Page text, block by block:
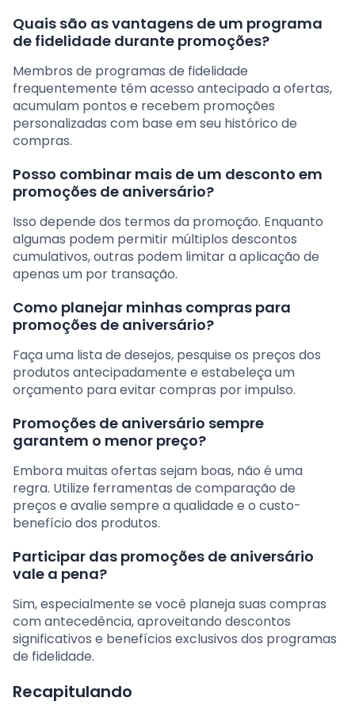
Quais são as vantagens de um programa
de fidelidade durante promoções?
Membros de programas de fidelidade
frequentemente têm acesso antecipado a ofertas,
acumulam pontos e recebem promoções
personalizadas com base em seu histórico de
compras.
Posso combinar mais de um desconto em
promoções de aniversário?
Isso depende dos termos da promoção. Enquanto
algumas podem permitir múltiplos descontos
cumulativos, outras podem limitar a aplicação de
apenas um por transação.
Como planejar minhas compras para
promoções de aniversário?
Faça uma lista de desejos, pesquise os preços dos
produtos antecipadamente e estabeleça um
orçamento para evitar compras por impulso.
Promoções de aniversário sempre
garantem o menor preço?
Embora muitas ofertas sejam boas, não é uma
regra. Utilize ferramentas de comparação de
preços e avalie sempre a qualidade e o custo-
benefício dos produtos.
Participar das promoções de aniversário
vale a pena?
Sim, especialmente se você planeja suas compras
com antecedência, aproveitando descontos
significativos e benefícios exclusivos dos programas
de fidelidade.
Recapitulando